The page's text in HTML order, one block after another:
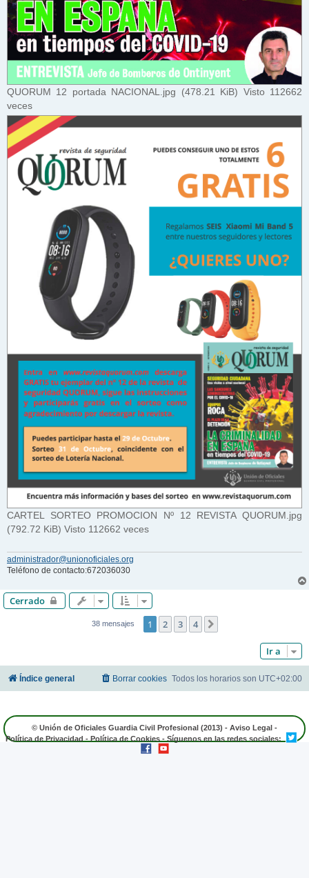
QUORUM 12 portada NACIONAL.jpg (478.21 KiB) Visto 112662
veces
CARTEL SORTEO PROMOCION Nº 12 REVISTA QUORUM.jpg
(792.72 KiB) Visto 112662 veces
administrador@unionoficiales.org
Teléfono de contacto:672036030
Cerrado
38 mensajes 1 2 3 4
Ir a
Índice general Todos los horarios son UTC+02:00
Borrar cookies
© Unión de Oficiales Guardia Civil Profesional (2013) - Aviso Legal -
Política de Privacidad-Política de Cookies- Síguenos en las redes sociales: